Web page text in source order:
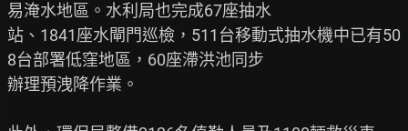
易淹水地區。水利局也完成67座抽水
站、1841座水閘門巡檢，511台移動式抽水機中已有50
8台部署低窪地區，60座滯洪池同步
辦理預洩降作業。